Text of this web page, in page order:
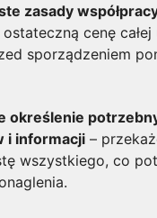
zasady
ostateczną cenę całej
sporządzeniem
określenie
i informacji –
wszystkiego, co